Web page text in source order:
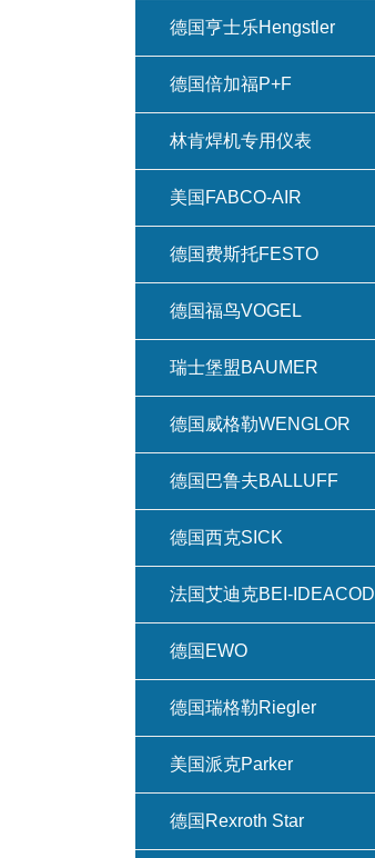
德国亨士乐Hengstler
德国倍加福P+F
林肯焊机专用仪表
美国FABCO-AIR
德国费斯托FESTO
德国福鸟VOGEL
瑞士堡盟BAUMER
德国威格勒WENGLOR
德国巴鲁夫BALLUFF
德国西克SICK
法国艾迪克BEI-IDEACOD
德国EWO
德国瑞格勒Riegler
美国派克Parker
德国Rexroth Star